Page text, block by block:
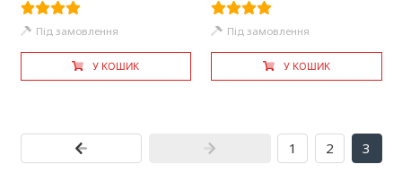
Під замовлення
У КОШИК
Під замовлення
У КОШИК
1 2 3